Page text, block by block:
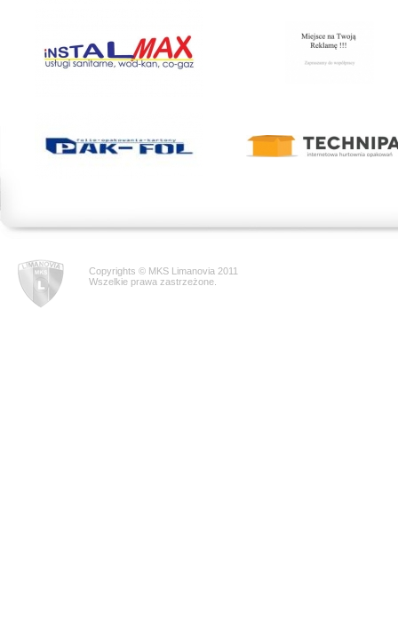
Copyrights © MKS Limanovia 2011
Wszelkie prawa zastrzeżone.